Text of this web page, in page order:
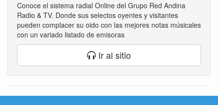
Conoce el sistema radial Online del Grupo Red Andina
Radio & TV. Donde sus selectos oyentes y visitantes
pueden complacer su oido con las mejores notas músicales
con un variado listado de emisoras
Ir al sitio